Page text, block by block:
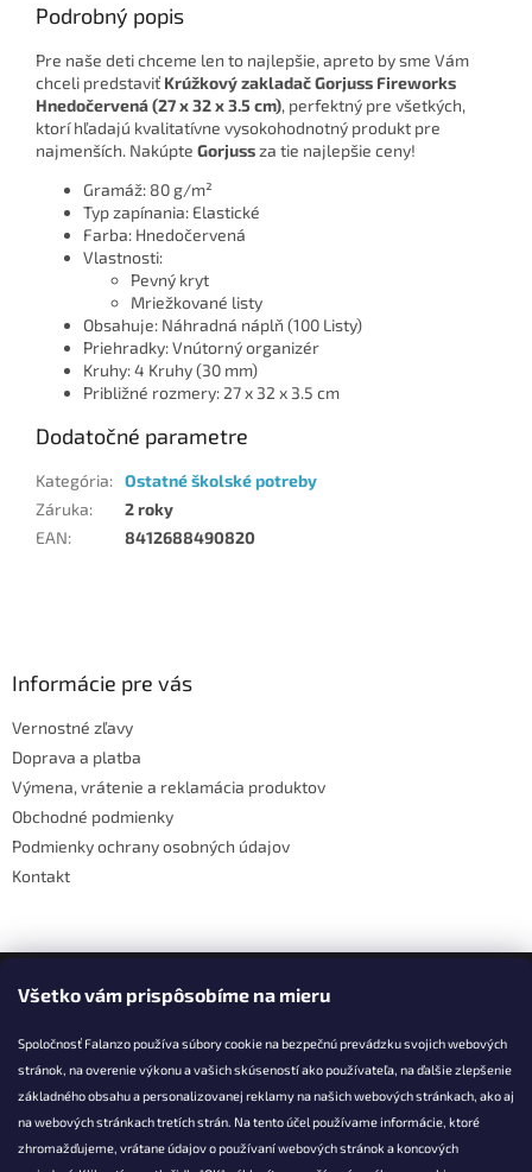
Všetko vám prispôsobíme na mieru
Spoločnosť Falanzo používa súbory cookie na bezpečnú prevádzku svojich webových
stránok, na overenie výkonu a vašich skúseností ako používateľa, na ďalšie zlepšenie
základného obsahu a personalizovanej reklamy na našich webových stránkach, ako aj
na webových stránkach tretích strán. Na tento účel používame informácie, ktoré
zhromažďujeme, vrátane údajov o používaní webových stránok a koncových
Podrobný popis
Pre naše deti chceme len to najlepšie, apreto by sme Vám
chceli predstaviť Krúžkový zakladačGorjuss Fireworks
Hnedočervená (27 x 32 x 3.5 cm), perfektný pre všetkých,
ktorí hľadajú kvalitatívne vysokohodnotný produkt pre
najmenších. Nakúpte Gorjussza tie najlepšie ceny!
Gramáž: 80 g/m²
Typ zapínania: Elastické
Farba: Hnedočervená
Vlastnosti:
Pevný kryt
Mriežkované listy
Obsahuje: Náhradná náplň (100 Listy)
Priehradky: Vnútorný organizér
Kruhy: 4 Kruhy (30 mm)
Približné rozmery: 27 x 32 x 3.5 cm
Dodatočné parametre
Kategória: Ostatné školské potreby
Záruka:
2 roky
EAN: 8412688490820
Informácie pre vás
Vernostné zľavy
Doprava a platba
Výmena, vrátenie a reklamácia produktov
Obchodné podmienky
Podmienky ochrany osobných údajov
Kontakt
Facebook
KONTAKT
info@falanzo.sk